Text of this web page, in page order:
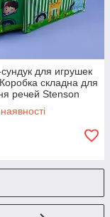
для игрушек
складна для
речей Stenson
55x25x31см